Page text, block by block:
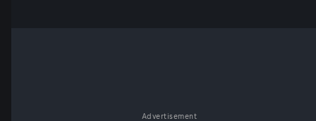
Advertisement